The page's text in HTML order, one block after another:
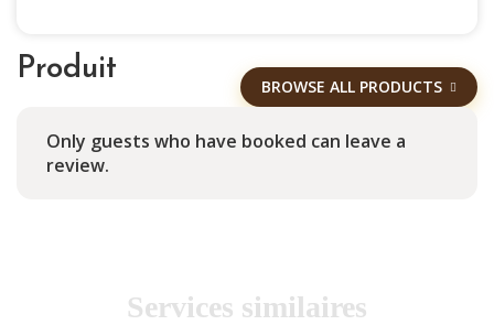
Produit
BROWSE ALL PRODUCTS
Only guests who have booked can leave a
review.
Services similaires